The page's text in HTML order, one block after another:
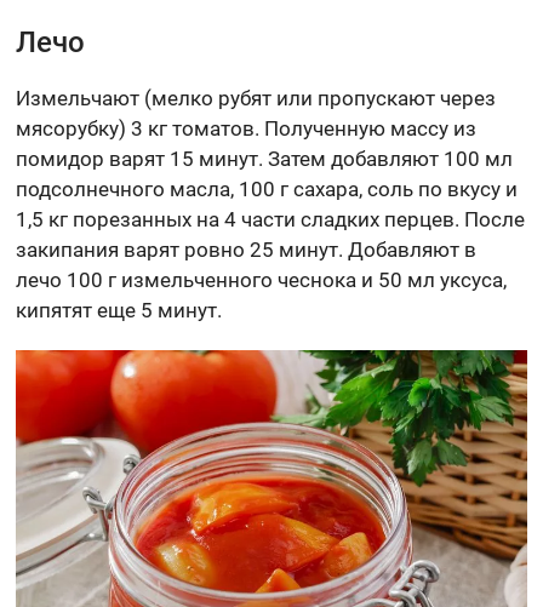
Лечо
Измельчают (мелко рубят или пропускают через
мясорубку) 3 кг томатов. Полученную массу из
помидор варят 15 минут. Затем добавляют 100 мл
подсолнечного масла, 100 г сахара, соль по вкусу и
1,5 кг порезанных на 4 части сладких перцев. После
закипания варят ровно 25 минут. Добавляют в
лечо 100 г измельченного чеснока и 50 мл уксуса,
кипятят еще 5 минут.